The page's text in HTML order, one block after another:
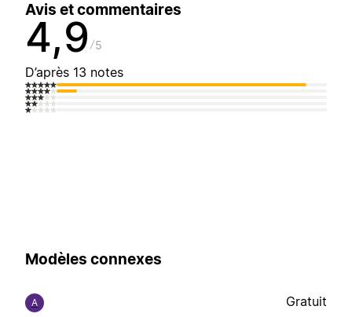
Avis et commentaires
4,9 5
D’après 13 notes
Modèles connexes
A Gratuit